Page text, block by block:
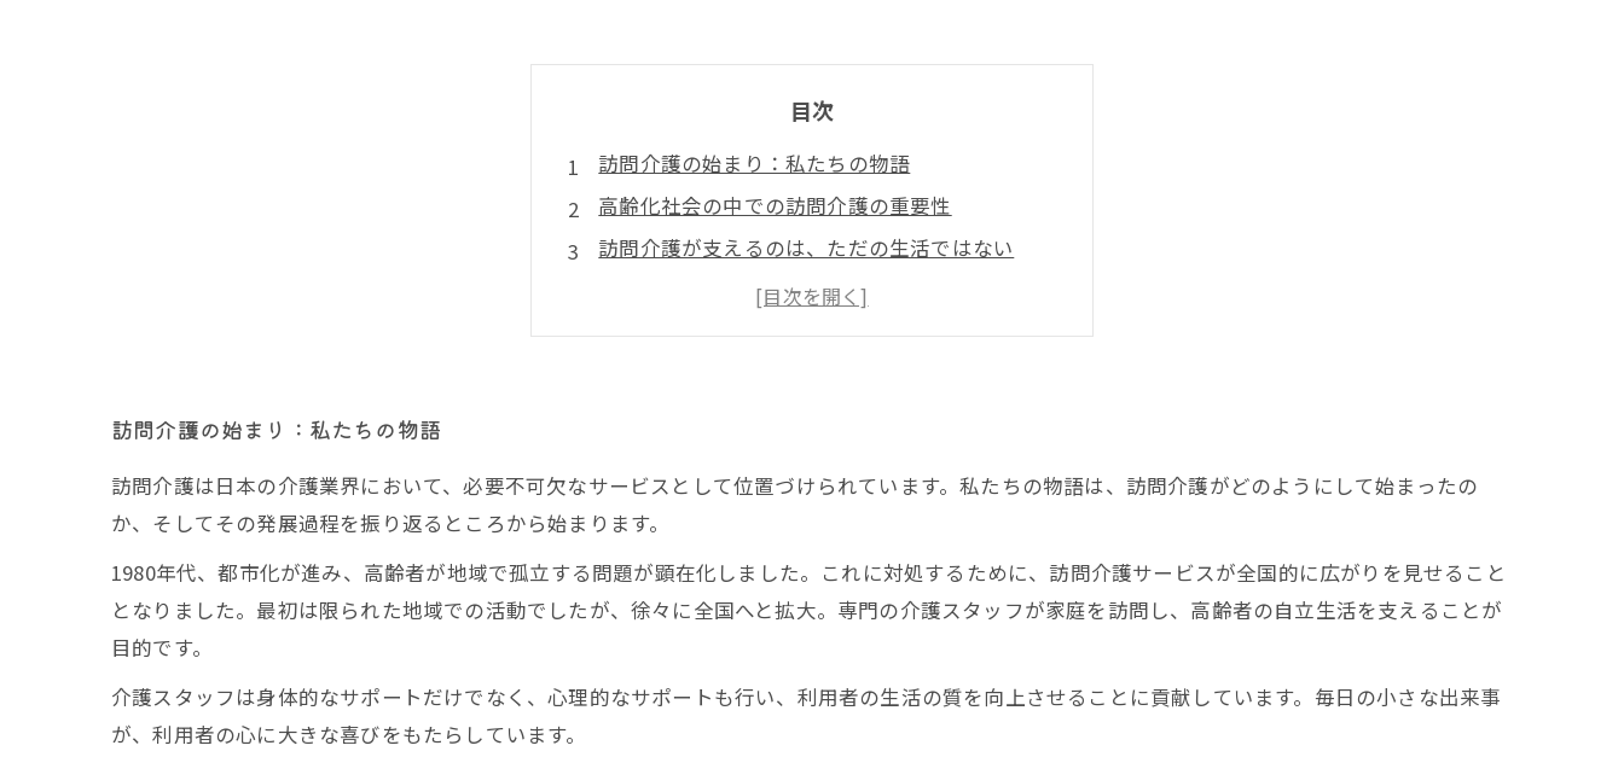
目次
訪問介護の始まり：私たちの物語
高齢化社会の中での訪問介護の重要性
訪問介護が支えるのは、ただの生活ではない
家族との絆を深める訪問介護の実例
訪問介護がもたらす幸せの瞬間
訪問介護の始まり：私たちの物語
訪問介護は日本の介護業界において、必要不可欠なサービスとして位置づけられています。私たちの物語は、訪問介護がどのようにして始まったの
か、そしてその発展過程を振り返るところから始まります。
1980年代、都市化が進み、高齢者が地域で孤立する問題が顕在化しました。これに対処するために、訪問介護サービスが全国的に広がりを見せること
となりました。最初は限られた地域での活動でしたが、徐々に全国へと拡大。専門の介護スタッフが家庭を訪問し、高齢者の自立生活を支えることが
目的です。
介護スタッフは身体的なサポートだけでなく、心理的なサポートも行い、利用者の生活の質を向上させることに貢献しています。毎日の小さな出来事
が、利用者の心に大きな喜びをもたらしています。